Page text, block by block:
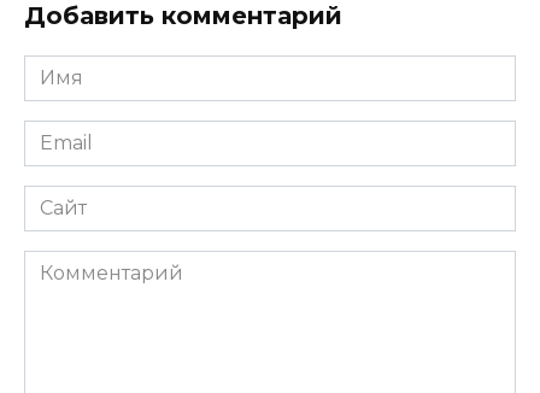
Добавить комментарий
Имя
*
Email
*
Сайт
Комментарий